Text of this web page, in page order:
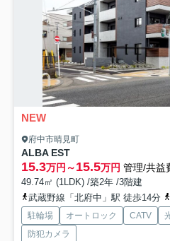
NEW
府中市晴見町
ALBA EST
15.3万円～15.5万円 管理/共益
49.74㎡ (1LDK) /築2年 /3階建
武蔵野線「北府中」駅 徒歩14分
駐輪場 オートロック CATV
防犯カメラ